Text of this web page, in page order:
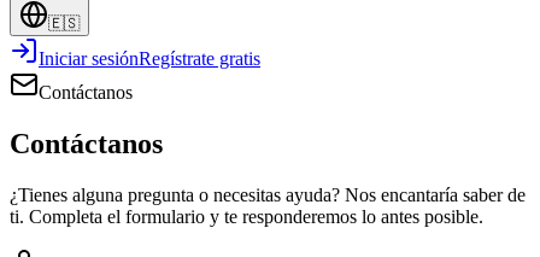
🇪🇸
Iniciar sesiónRegístrate gratis
Contáctanos
Contáctanos
¿Tienes alguna pregunta o necesitas ayuda? Nos encantaría saber de
ti. Completa el formulario y te responderemos lo antes posible.